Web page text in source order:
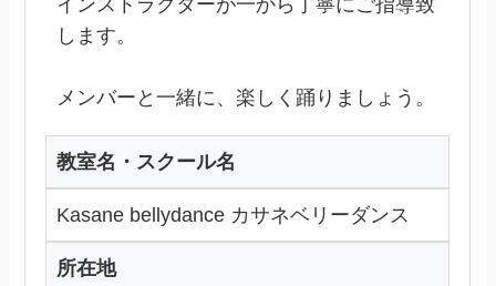
インストラクターが一から丁寧にご指導致
します。
メンバーと一緒に、楽しく踊りましょう。
教室名・スクール名
Kasane bellydance カサネベリーダンス
所在地